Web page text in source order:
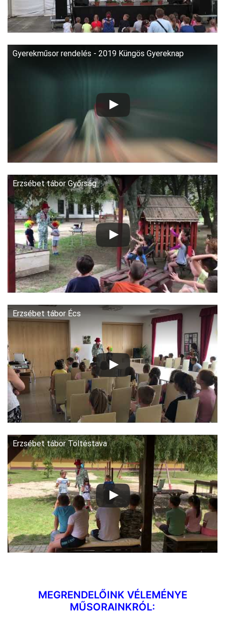
Gyerekműsor rendelés - 2019 Küngös Gyereknap
Erzsébet tábor Győrság
Erzsébet tábor Écs
Erzsébet tábor Töltéstava
MEGRENDELŐINK VÉLEMÉNYE
MŰSORAINKRÓL: